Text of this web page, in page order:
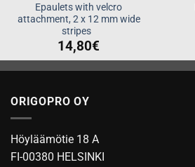
Epaulets with velcro
attachment, 2 x 12 mm wide
stripes
14,80€
ORIGOPRO OY
Höyläämötie 18 A
FI-00380 HELSINKI